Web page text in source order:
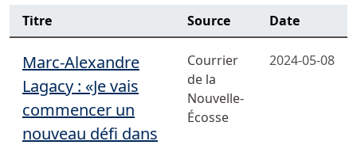
Titre Source Date
Marc-Alexandre
Lagacy : «Je vais
commencer un
nouveau défi dans
Courrier
de la
Nouvelle-
Écosse
2024-05-08